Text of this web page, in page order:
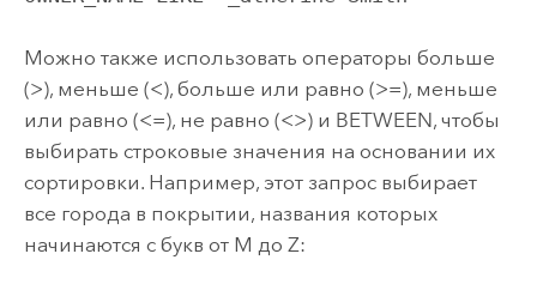
Можно также использовать операторы больше
(>), меньше (<), больше или равно (>=), меньше
или равно (<=), не равно (<>) и BETWEEN, чтобы
выбирать строковые значения на основании их
сортировки. Например, этот запрос выбирает
все города в покрытии, названия которых
начинаются с букв от М до Z: